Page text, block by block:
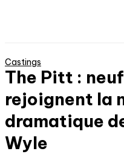
Castings
The Pitt :
rejoignent la
dramatique
Wyle